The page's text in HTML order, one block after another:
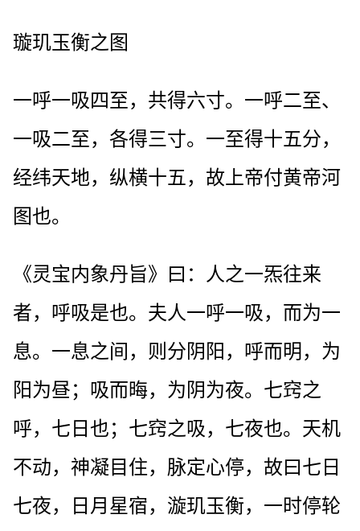
璇玑玉衡之图
一呼一吸四至，共得六寸。一呼二至、
一吸二至，各得三寸。一至得十五分，
经纬天地，纵横十五，故上帝付黄帝河
图也。
《灵宝内象丹旨》曰：人之一炁往来
者，呼吸是也。夫人一呼一吸，而为一
息。一息之间，则分阴阳，呼而明，为
阳为昼；吸而晦，为阴为夜。七窍之
呼，七日也；七窍之吸，七夜也。天机
不动，神凝目住，脉定心停，故曰七日
七夜，日月星宿，漩玑玉衡，一时停轮